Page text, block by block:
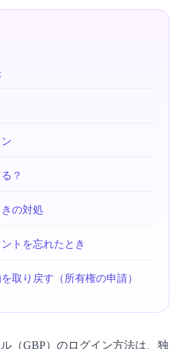
？
の対処
トを忘れたとき
取り戻す（所有権の申請）
（GBP）のログイン方法は、独